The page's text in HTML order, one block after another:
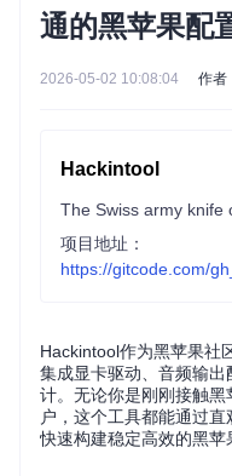
通的黑苹果配
2026-05-02 10:08:04 作者
Hackintool
The Swiss army knife
项目地址：
https://gitcode.com/
Hackintool作为黑苹果社
集成显卡驱动、音频输
计。无论你是刚刚接触
户，这个工具都能通过
快速构建稳定高效的黑苹